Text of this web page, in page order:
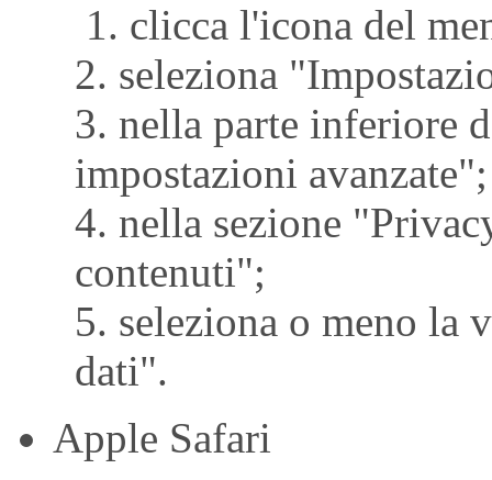
1. clicca l'icona del
2. seleziona
3. nella parte inferiore
impostazioni avanzate";
4. nella sezione
contenuti";
5. seleziona o meno la
dati".
Apple Safari